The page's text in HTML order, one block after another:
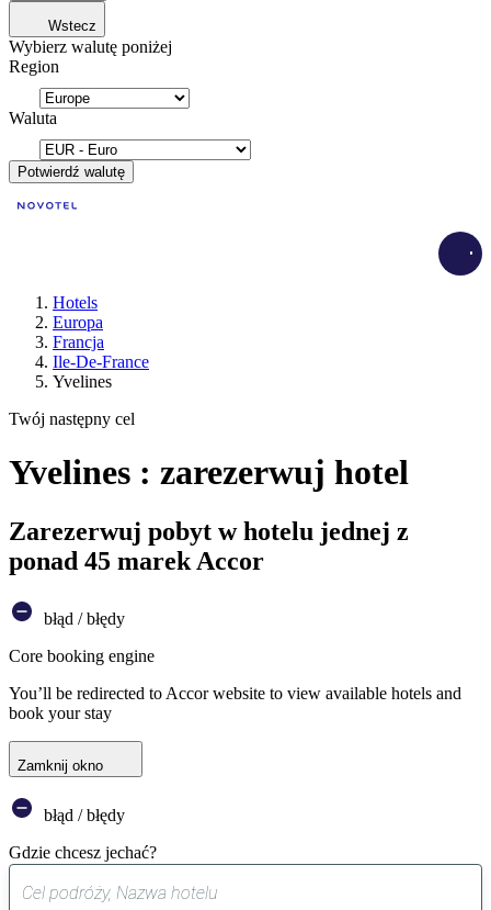
Wstecz
Wybierz walutę poniżej
Region
Waluta
Potwierdź walutę
Hotels
Europa
Francja
Ile-De-France
Yvelines
Twój następny cel
Yvelines : zarezerwuj hotel
Zarezerwuj pobyt w hotelu jednej z
ponad 45 marek Accor
błąd / błędy
Core booking engine
You’ll be redirected to Accor website to view available hotels and
book your stay
Zamknij okno
błąd / błędy
Gdzie chcesz jechać?